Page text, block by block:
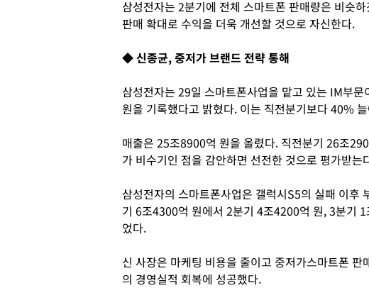
삼성전자는 2분기에 전체 스마트폰 판매량은 비슷
판매 확대로 수익을 더욱 개선할 것으로 자신한다.
◆ 신종균, 중저가 브랜드 전략 통해
삼성전자는 29일 스마트폰사업을 맡고 있는 IM부
원을 기록했다고 밝혔다. 이는 직전분기보다 40%
매출은 25조8900억 원을 올렸다. 직전분기 26조
가 비수기인 점을 감안하면 선전한 것으로 평가받는
삼성전자의 스마트폰사업은 갤럭시S5의 실패 이후
기 6조4300억 원에서 2분기 4조4200억 원, 3분기
었다.
신 사장은 마케팅 비용을 줄이고 중저가스마트폰
의 경영실적 회복에 성공했다.